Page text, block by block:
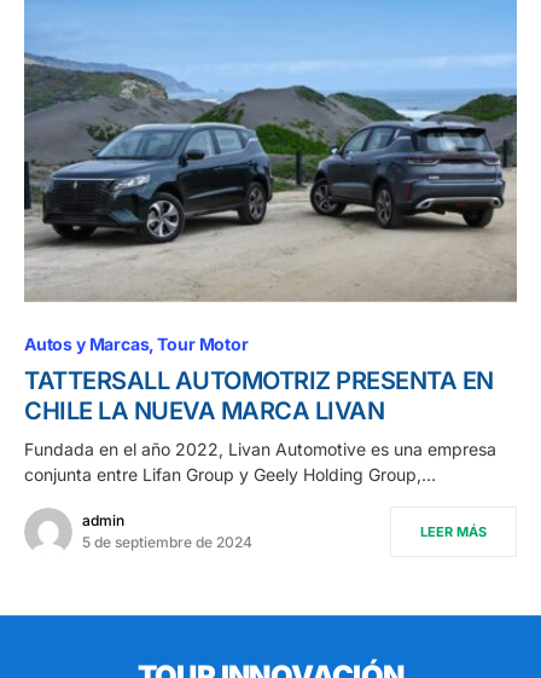
Autos y Marcas Tour Motor
TATTERSALL AUTOMOTRIZ PRESENTA EN
CHILE LA NUEVA MARCA LIVAN
Fundada en el año 2022, Livan Automotive es una empresa
conjunta entre Lifan Group y Geely Holding Group,…
admin
5 de septiembre de 2024
LEER MÁS